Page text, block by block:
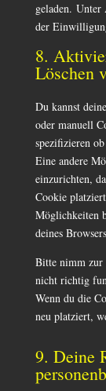
geladen.
der
8.
Löschen
Du kannst
oder manuell
spezifizieren
Eine andere
einzurichten,
Cookie
Möglichkeiten
deines
Bitte nimm zur
nicht richtig
Wenn du die
neu platziert,
9. Deine